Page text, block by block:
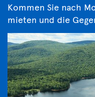
Kommen Sie nach
mieten und die